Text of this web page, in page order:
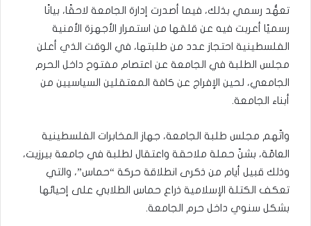
تعهُّد رسمي بذلك، فيما أصدرت إدارة الجامعة لاحقًا، بيانًا
رسميًا أعربت فيه عن قلقها من استمرار الأجهزة الأمنية
الفلسطينية احتجاز عدد من طلبتها، في الوقت الذي أعلن
مجلس الطلبة في الجامعة عن اعتصام مفتوح داخل الحرم
الجامعي، لحين الإفراج عن كافة المعتقلين السياسيين من
أبناء الجامعة.
واتّهم مجلس طلبة الجامعة، جهاز المخابرات الفلسطينية
العامّة، بشنّ حملة ملاحقة واعتقال لطلبة في جامعة بيرزيت،
وذلك قبيل أيام من ذكرى انطلاقة حركة “حماس”، والتي
تعكف الكتلة الإسلامية ذراع حماس الطلابي على إحيائها
بشكل سنوي داخل حرم الجامعة.